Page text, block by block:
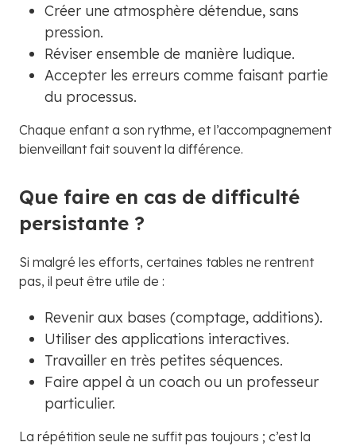
Créer une atmosphère détendue, sans
pression.
Réviser ensemble de manière ludique.
Accepter les erreurs comme faisant partie
du processus.
Chaque enfant a son rythme, et l’accompagnement
bienveillant fait souvent la différence.
Que faire en cas de difficulté
persistante ?
Si malgré les efforts, certaines tables ne rentrent
pas, il peut être utile de :
Revenir aux bases (comptage, additions).
Utiliser des applications interactives.
Travailler en très petites séquences.
Faire appel à un coach ou un professeur
particulier.
La répétition seule ne suffit pas toujours ; c’est la